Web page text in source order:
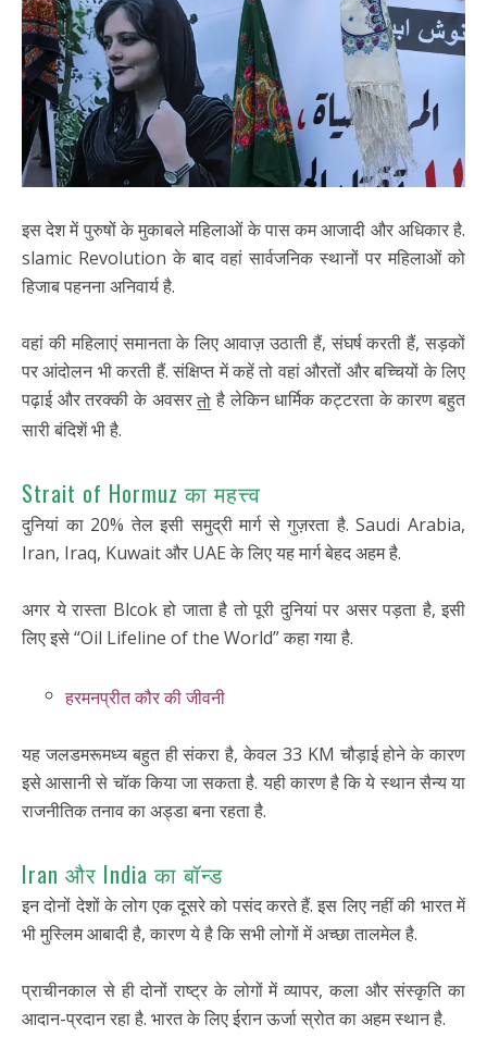
इस देश में पुरुषों के मुकाबले महिलाओं के पास कम आजादी और अधिकार है.
slamic Revolution के बाद वहां सार्वजनिक स्थानों पर महिलाओं को
हिजाब पहनना अनिवार्य है.
वहां की महिलाएं समानता के लिए आवाज़ उठाती हैं, संघर्ष करती हैं, सड़कों
पर आंदोलन भी करती हैं. संक्षिप्त में कहें तो वहां औरतों और बच्चियों के लिए
पढ़ाई और तरक्की के अवसरतोहै लेकिन धार्मिक कट्टरता के कारण बहुत
सारी बंदिशें भी है.
Strait of Hormuz का महत्त्व
दुनियां का 20% तेल इसी समुद्री मार्ग से गुज़रता है. Saudi Arabia,
Iran, Iraq, Kuwait और UAE के लिए यह मार्ग बेहद अहम है.
अगर ये रास्ता Blcok हो जाता है तो पूरी दुनियां पर असर पड़ता है, इसी
लिए इसे “Oil Lifeline of the World” कहा गया है.
हरमनप्रीत कौर की जीवनी
यह जलडमरूमध्य बहुत ही संकरा है, केवल 33 KM चौड़ाई होने के कारण
इसे आसानी से चॉक किया जा सकता है. यही कारण है कि ये स्थान सैन्य या
राजनीतिक तनाव का अड्डा बना रहता है.
Iran और India का बॉन्ड
इन दोनों देशों के लोग एक दूसरे को पसंद करते हैं. इस लिए नहीं की भारत में
भी मुस्लिम आबादी है, कारण ये है कि सभी लोगों में अच्छा तालमेल है.
प्राचीनकाल से ही दोनों राष्ट्र के लोगों में व्यापर, कला और संस्कृति का
आदान-प्रदान रहा है. भारत के लिए ईरान ऊर्जा स्रोत का अहम स्थान है.